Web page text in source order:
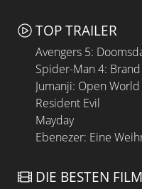
TOP TRAILER
Avengers 5:
Spider-Man 4:
Jumanji: Open World
Resident Evil
Mayday
Ebenezer: Eine
DIE BESTEN